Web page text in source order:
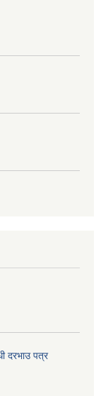
दरभाउ पत्र